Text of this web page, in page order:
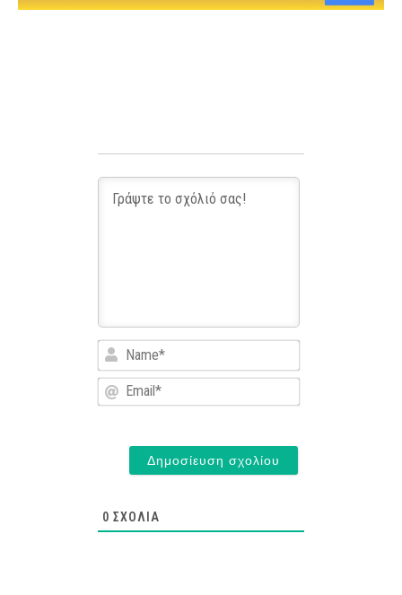
Name*
Email*
0 ΣΧΌΛΙΑ